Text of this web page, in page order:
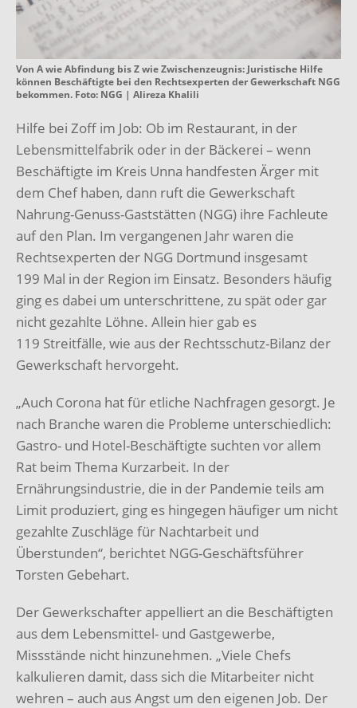
Von A wie Abfindung bis Z wie Zwischenzeugnis: Juristische Hilfe
können Beschäftigte bei den Rechtsexperten der Gewerkschaft NGG
bekommen. Foto: NGG | Alireza Khalili
Hilfe bei Zoff im Job: Ob im Restaurant, in der
Lebensmittelfabrik oder in der Bäckerei – wenn
Beschäftigte im Kreis Unna handfesten Ärger mit
dem Chef haben, dann ruft die Gewerkschaft
Nahrung-Genuss-Gaststätten (NGG) ihre Fachleute
auf den Plan. Im vergangenen Jahr waren die
Rechtsexperten der NGG Dortmund insgesamt
199 Mal in der Region im Einsatz. Besonders häufig
ging es dabei um unterschrittene, zu spät oder gar
nicht gezahlte Löhne. Allein hier gab es
119 Streitfälle, wie aus der Rechtsschutz-Bilanz der
Gewerkschaft hervorgeht.
„Auch Corona hat für etliche Nachfragen gesorgt. Je
nach Branche waren die Probleme unterschiedlich:
Gastro- und Hotel-Beschäftigte suchten vor allem
Rat beim Thema Kurzarbeit. In der
Ernährungsindustrie, die in der Pandemie teils am
Limit produziert, ging es hingegen häufiger um nicht
gezahlte Zuschläge für Nachtarbeit und
Überstunden“, berichtet NGG-Geschäftsführer
Torsten Gebehart.
Der Gewerkschafter appelliert an die Beschäftigten
aus dem Lebensmittel- und Gastgewerbe,
Missstände nicht hinzunehmen. „Viele Chefs
kalkulieren damit, dass sich die Mitarbeiter nicht
wehren – auch aus Angst um den eigenen Job. Der